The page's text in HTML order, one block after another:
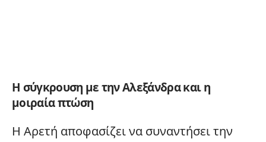
Η σύγκρουση με την Αλεξάνδρα και η
μοιραία πτώση
Η Αρετή αποφασίζει να συναντήσει την